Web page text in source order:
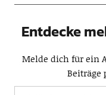
Entdecke
Melde dich für ein
Beiträge